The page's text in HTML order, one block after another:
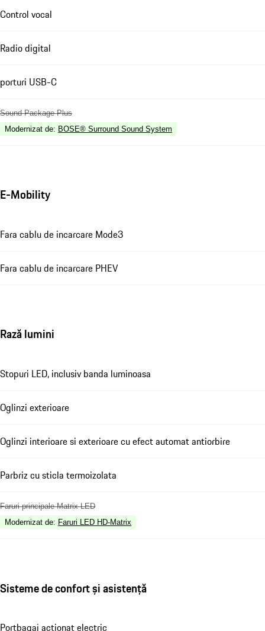
Control vocal
Radio digital
porturi USB-C
Sound Package Plus
Modernizat de: BOSE® Surround Sound System
E-Mobility
Fara cablu de incarcare Mode3
Fara cablu de incarcare PHEV
Rază lumini
Stopuri LED, inclusiv banda luminoasa
Oglinzi exterioare
Oglinzi interioare si exterioare cu efect automat antiorbire
Parbriz cu sticla termoizolata
Faruri principale Matrix LED
Modernizat de: Faruri LED HD-Matrix
Sisteme de confort și asistență
Portbagaj actionat electric